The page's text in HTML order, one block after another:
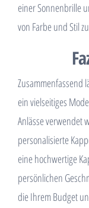
einer Sonnenbrille
von Farbe und Stil
Zusammenfassend
ein vielseitiges
Anlässe verwendet
personalisierte
eine hochwertige
persönlichen
die Ihrem Budget